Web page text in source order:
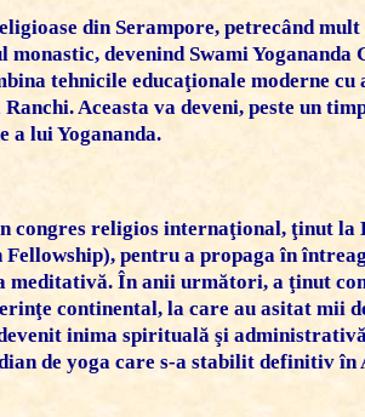
din Serampore, petrecând
monastic, devenindSwami Yogananda
tehnicile educaţionale moderne
Aceasta va deveni, peste un
a lui Yogananda.
congres religios internaţional, ţinut la
, pentru a propaga în
În anii următori, a ţinut
continental, la care au asitat mii
inima spirituală şi
de yoga care s-a stabilit definitiv